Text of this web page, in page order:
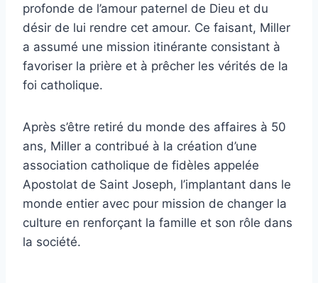
profonde de l’amour paternel de Dieu et du
désir de lui rendre cet amour. Ce faisant, Miller
a assumé une mission itinérante consistant à
favoriser la prière et à prêcher les vérités de la
foi catholique.
Après s’être retiré du monde des affaires à 50
ans, Miller a contribué à la création d’une
association catholique de fidèles appelée
Apostolat de Saint Joseph, l’implantant dans le
monde entier avec pour mission de changer la
culture en renforçant la famille et son rôle dans
la société.